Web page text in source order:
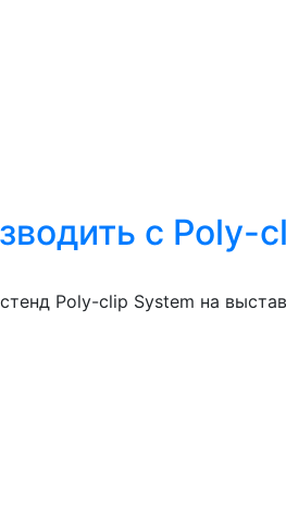
с Poly-
Poly-clip System на